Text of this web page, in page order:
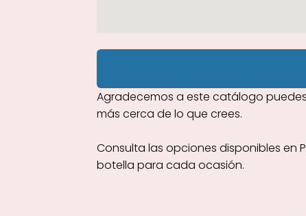
Agradecemos a este catálogo
más cerca de lo que crees.
Consulta las opciones disponibles en
botella para cada ocasión.